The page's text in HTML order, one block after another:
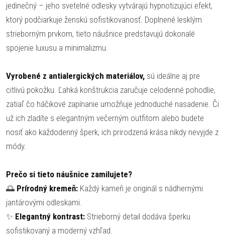
jedinečný – jeho svetelné odlesky vytvárajú hypnotizujúci efekt,
ktorý podčiarkuje ženskú sofistikovanosť. Doplnené lesklým
strieborným prvkom, tieto náušnice predstavujú dokonalé
spojenie luxusu a minimalizmu.
Vyrobené z antialergických materiálov, sú ideálne aj pre
citlivú pokožku. Ľahká konštrukcia zaručuje celodenné pohodlie,
zatiaľ čo háčikové zapínanie umožňuje jednoduché nasadenie. Či
už ich zladíte s elegantným večerným outfitom alebo budete
nosiť ako každodenný šperk, ich prirodzená krása nikdy nevyjde z
módy.
Prečo si tieto náušnice zamilujete?
🌅 Prírodný kremeň: Každý kameň je originál s nádhernými
jantárovými odleskami.
✨ Elegantný kontrast: Strieborný detail dodáva šperku
sofistikovaný a moderný vzhľad.